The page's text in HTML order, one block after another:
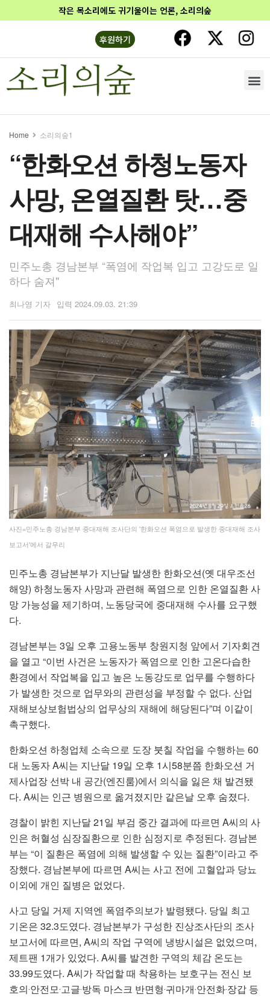
작은 목소리에도 귀기울이는 언론, 소리의숲
후원하기
Home 소리의숲1
“한화오션 하청노동자
사망, 온열질환 탓…중
대재해 수사해야”
민주노총 경남본부 “폭염에 작업복 입고 고강도로 일
하다 숨져"
최나영 기자 2024.09.03. 21:39
사진=민주노총 경남본부 중대재해 조사단의 '한화오션 폭염으로 발생한 중대재해 조사
보고서'에서 갈무리
민주노총 경남본부가 지난달 발생한 한화오션(옛 대우조선
해양) 하청노동자 사망과 관련해 폭염으로 인한 온열질환 사
망 가능성을 제기하며, 노동당국에 중대재해 수사를 요구했
다.
경남본부는 3일 오후 고용노동부 창원지청 앞에서 기자회견
을 열고 “이번 사건은 노동자가 폭염으로 인한 고온다습한
환경에서 작업복을 입고 높은 노동강도로 업무를 수행하다
가 발생한 것으로 업무와의 관련성을 부정할 수 없다. 산업
재해보상보험법상의 업무상의 재해에 해당된다”며 이같이
촉구했다.
한화오션 하청업체 소속으로 도장 붓칠 작업을 수행하는 60
대 노동자 A씨는 지난달 19일 오후 1시58분쯤 한화오션 거
제사업장 선박 내 공간(엔진룸)에서 의식을 잃은 채 발견됐
다. A씨는 인근 병원으로 옮겨졌지만 같은날 오후 숨졌다.
경찰이 밝힌 지난달 21일 부검 중간 결과에 따르면 A씨의 사
인은 허혈성 심장질환으로 인한 심정지로 추정된다. 경남본
부는 “이 질환은 폭염에 의해 발생할 수 있는 질환”이라고 주
장했다. 경남본부에 따르면 A씨는 사고 전에 고혈압과 당뇨
이외에 개인 질병은 없었다.
사고 당일 거제 지역엔 폭염주의보가 발령됐다. 당일 최고
기온은 32.3도였다. 경남본부가 구성한 진상조사단의 조사
보고서에 따르면, A씨의 작업 구역에 냉방시설은 없었으며,
제트팬 1개가 있었다. A씨를 발견한 구역의 체감 온도는
33.99도였다. A씨가 작업할 때 착용하는 보호구는 전신 보
호의‧안전모‧고글‧방독 마스크 반면형‧귀마개‧안전화‧장갑 등